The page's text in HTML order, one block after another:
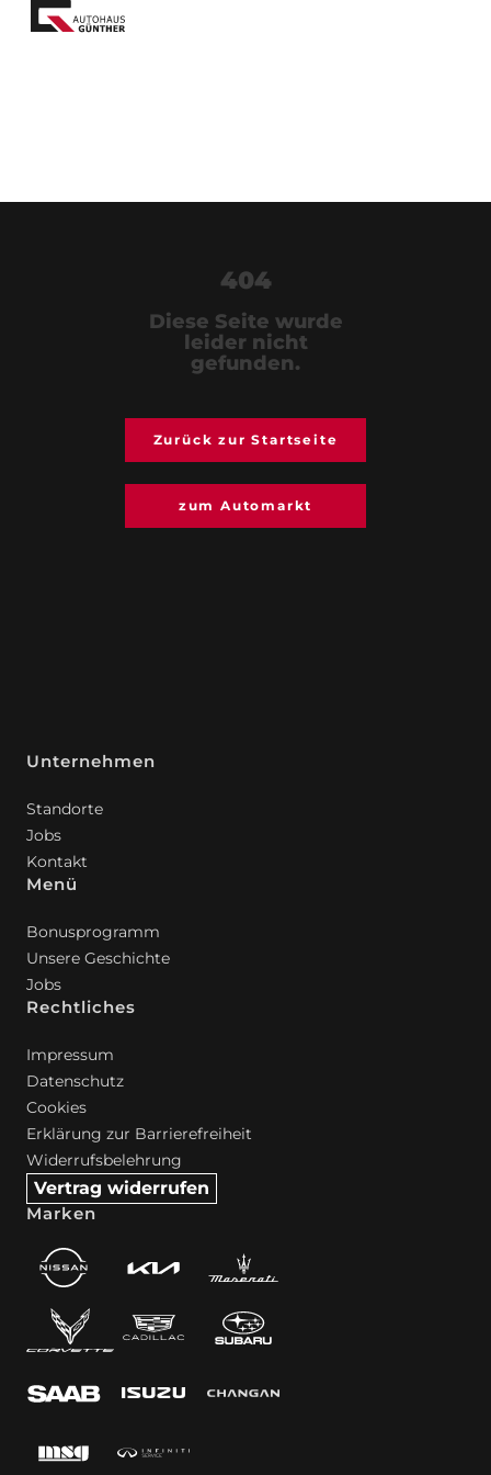
404
Diese Seite wurde
leider nicht
gefunden.
Zurück zur Startseite
zum Automarkt
Unternehmen
Standorte
Jobs
Kontakt
Menü
Bonusprogramm
Unsere Geschichte
Jobs
Rechtliches
Impressum
Datenschutz
Cookies
Erklärung zur Barrierefreiheit
Widerrufsbelehrung
Vertrag widerrufen
Marken